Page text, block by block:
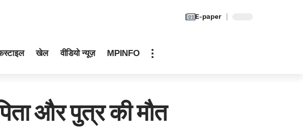
E-paper
खेल वीडियो न्यूज़ MPINFO
और पुत्र की मौत